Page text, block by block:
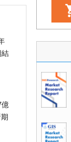
結
億